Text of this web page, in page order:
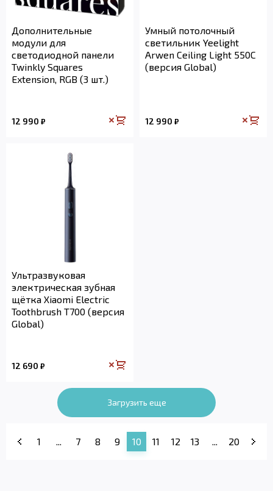
Дополнительные
модули для
светодиодной панели
Twinkly Squares
Extension, RGB (3 шт.)
12 990 ₽
Умный потолочный
светильник Yeelight
Arwen Ceiling Light 550C
(версия Global)
12 990 ₽
Ультразвуковая
электрическая зубная
щётка Xiaomi Electric
Toothbrush T700 (версия
Global)
12 690 ₽
Загрузить еще
1 ... 7 8 9 10 11 12 13 ... 20